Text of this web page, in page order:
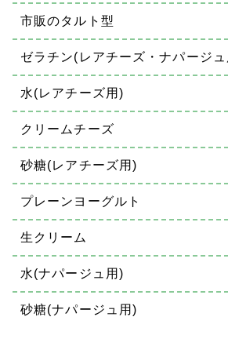
市販のタルト型
ゼラチン(レアチーズ・ナパージ
水(レアチーズ用)
クリームチーズ
砂糖(レアチーズ用)
プレーンヨーグルト
生クリーム
水(ナパージュ用)
砂糖(ナパージュ用)